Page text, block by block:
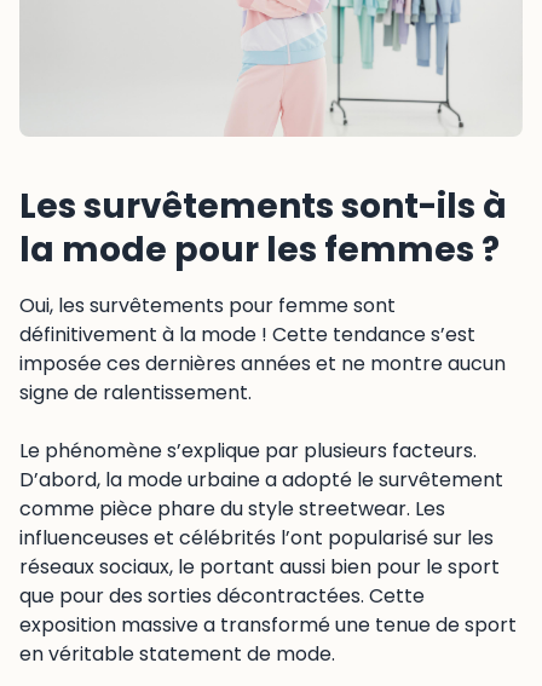
Les survêtements sont-ils à
la mode pour les femmes ?
Oui, les survêtements pour femme sont
définitivement à la mode ! Cette tendance s’est
imposée ces dernières années et ne montre aucun
signe de ralentissement.
Le phénomène s’explique par plusieurs facteurs.
D’abord, la mode urbaine a adopté le survêtement
comme pièce phare du style streetwear. Les
influenceuses et célébrités l’ont popularisé sur les
réseaux sociaux, le portant aussi bien pour le sport
que pour des sorties décontractées. Cette
exposition massive a transformé une tenue de sport
en véritable statement de mode.